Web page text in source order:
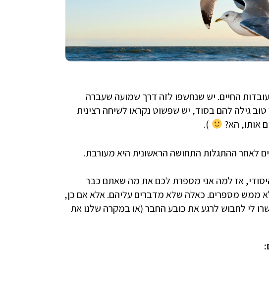
החיים. יש שנחשפו לזה דרך שמועה שעברה
גילה להם בסוד, יש שפשוט נקראו לשיחה רצינית
אותו, הא?
).
לאחר ההתגלות התחושה הראשונית היא מעורבת.
אז למה אני מספרת לכם את מה שאתם כבר
ממש מספרים. כאלה שלא מדברים עליהם. אלא אם כן,
לי לחבוש לרגע את כובע החבר (או במקרה שלנו את